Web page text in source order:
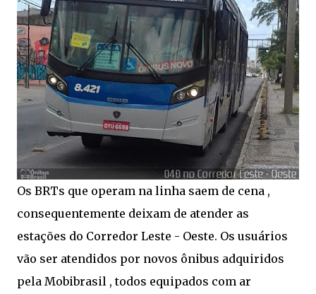
Os BRTs que operam na linha saem de cena ,
consequentemente deixam de atender as
estações do Corredor Leste - Oeste. Os usuários
vão ser atendidos por novos ônibus adquiridos
pela Mobibrasil , todos equipados com ar